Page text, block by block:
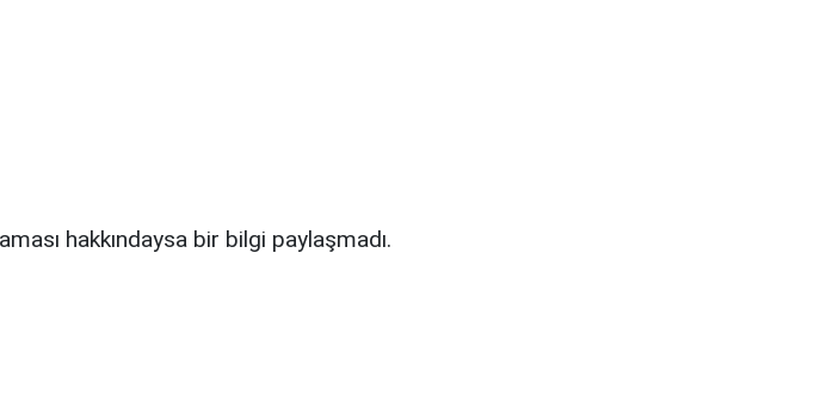
hakkındaysa bir bilgi paylaşmadı.